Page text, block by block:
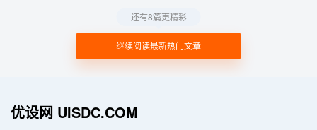
继续阅读最新热门文章
还有8篇更精彩
优设网 UISDC.COM